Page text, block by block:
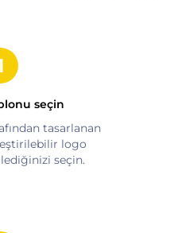
seçin
tasarlanan
logo
seçin.